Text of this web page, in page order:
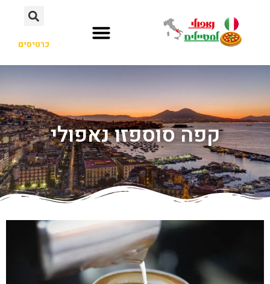
כרטיסים
קפה סוספזו נאפולי